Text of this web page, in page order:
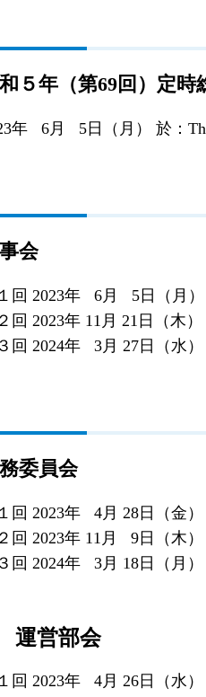
５年（第69回）定時
年 6月 5日（月） 於：
会
回 2023年 6月 5日（月）
回 2023年 11月 21日（木）
回 2024年 3月 27日（水）
委員会
回 2023年 4月 28日（金）
回 2023年 11月 9日（木）
回 2024年 3月 18日（月）
運営部会
回 2023年 4月 26日（水）